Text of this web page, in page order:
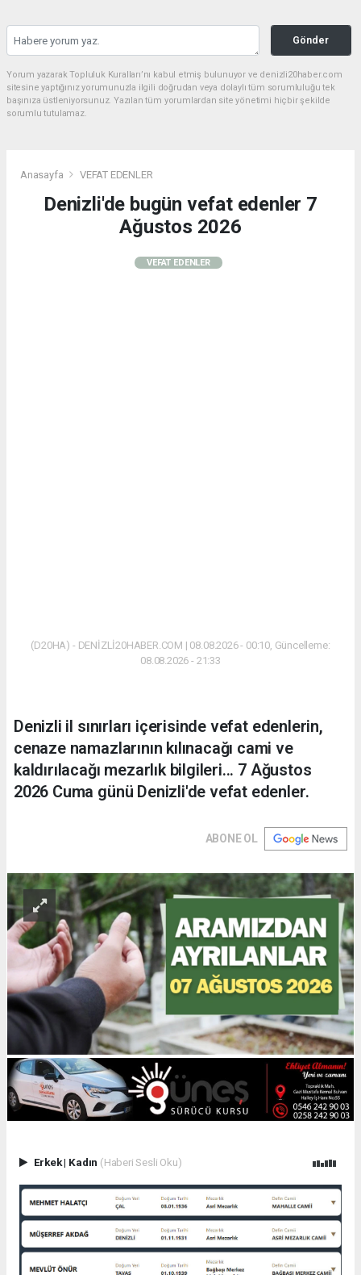
Gönder
Yorum yazarak Topluluk Kuralları’nı kabul etmiş bulunuyor ve denizli20haber.com
sitesine yaptığınız yorumunuzla ilgili doğrudan veya dolaylı tüm sorumluluğu tek
başınıza üstleniyorsunuz. Yazılan tüm yorumlardan site yönetimi hiçbir şekilde
sorumlu tutulamaz.
Anasayfa VEFAT EDENLER
Denizli'de bugün vefat edenler 7
Ağustos 2026
VEFAT EDENLER
(D20HA) - DENİZLİ20HABER.COM | 08.08.2026 - 00:10, Güncelleme:
08.08.2026 - 21:33
Denizli il sınırları içerisinde vefat edenlerin,
cenaze namazlarının kılınacağı cami ve
kaldırılacağı mezarlık bilgileri... 7 Ağustos
2026 Cuma günü Denizli'de vefat edenler.
ABONE OL
Erkek| Kadın (Haberi Sesli Oku)